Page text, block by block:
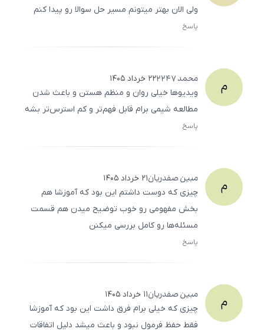
ولی الان بهتر میتونم مسیر حل سوالا رو پیدا کنم
پاسخ
م محمد2247۲۲ خرداد ۱۴۰۵
ویدیوها خیلی روان و منظم هستن و باعث شدن
مطالعه شیمی برام قابل فهم‌تر و کم استرس‌تر بشه
پاسخ
م مبینصفدریان۲۱ خرداد ۱۴۰۵
چیزی که دوست داشتم این بود که آموزشا هم
بخش مفهومی رو خوب توضیح میدن هم قسمت
مسئله‌ها رو کامل بررسی میکنن
پاسخ
م مبینصفدریان۱۱ خرداد ۱۴۰۵
چیزی که خیلی برام فرق داشت این بود که آموزشا
فقط حفظ فرمول نبود و باعث میشد دلیل اتفاقات